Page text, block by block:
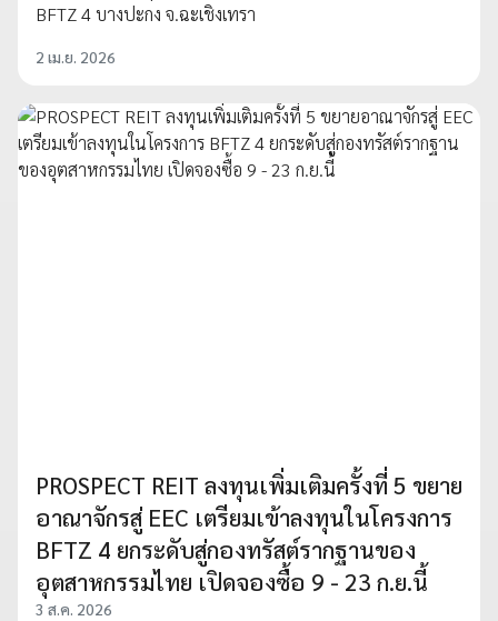
BFTZ 4 บางปะกง จ.ฉะเชิงเทรา
2 เม.ย. 2026
PROSPECT REIT ลงทุนเพิ่มเติมครั้งที่ 5 ขยาย
อาณาจักรสู่ EEC เตรียมเข้าลงทุนในโครงการ
BFTZ 4 ยกระดับสู่กองทรัสต์รากฐานของ
อุตสาหกรรมไทย เปิดจองซื้อ 9 - 23 ก.ย.นี้
3 ส.ค. 2026